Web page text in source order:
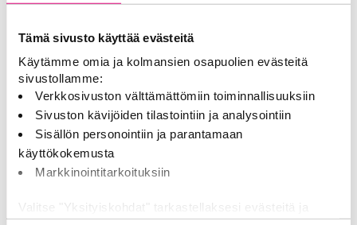
Tämä sivusto käyttää evästeitä
Käytämme omia ja kolmansien osapuolien evästeitä
sivustollamme:
Verkkosivuston välttämättömiin toiminnallisuuksiin
Sivuston kävijöiden tilastointiin ja analysointiin
Sisällön personointiin ja parantamaan
käyttökokemusta
Markkinointitarkoituksiin
Valitse "Yksityiskohdat" tarkastellaksesi evästeitä ja
Vuoden some
NRJ:n TikTok, NRJ
Vuoden äänituotanto
Joulumusavapaa, Radio Rock